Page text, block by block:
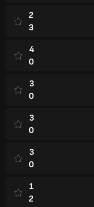
2
3
4
0
3
0
3
0
3
0
1
2